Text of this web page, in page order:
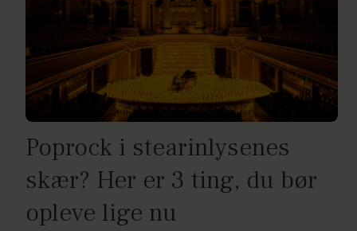
Poprock i stearinlysenes
skær? Her er 3 ting, du bør
opleve lige nu